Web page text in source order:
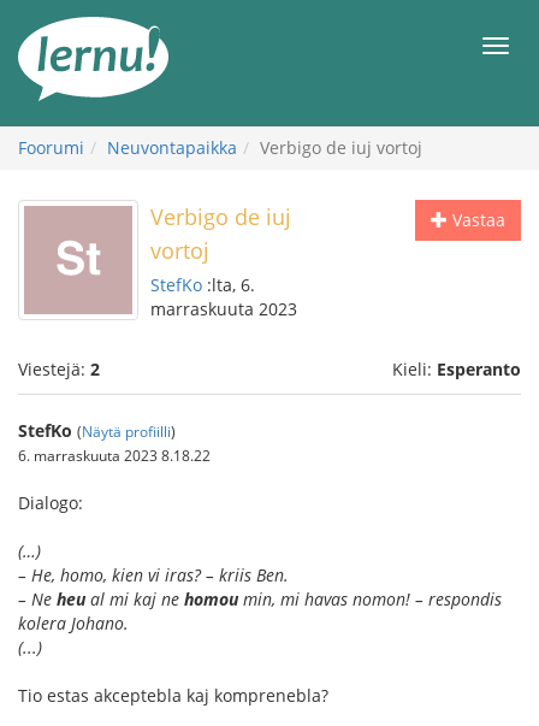
sisältöön
Foorumi Neuvontapaikka Verbigo de iuj vortoj
Vastaa
Verbigo de iuj
vortoj
StefKo :lta, 6.
marraskuuta 2023
Viestejä: 2 Kieli: Esperanto
StefKo (Näytä profiilli)
6. marraskuuta 2023 8.18.22
Dialogo:
(…)
– He, homo, kien vi iras? – kriis Ben.
– Ne heual mi kaj ne homoumin, mi havas nomon! – respondis
kolera Johano.
(...)
Tio estas akceptebla kaj komprenebla?